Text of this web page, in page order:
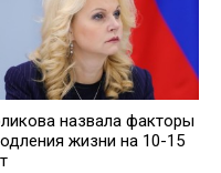
назвала факторы
жизни на 10-15